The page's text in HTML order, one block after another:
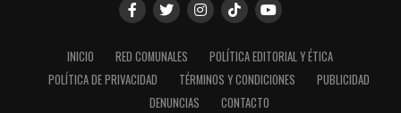
INICIO RED COMUNALES
POLÍTICA EDITORIAL Y ÉTICA
POLÍTICA DE PRIVACIDAD
TÉRMINOS Y CONDICIONES
PUBLICIDAD
DENUNCIAS
CONTACTO